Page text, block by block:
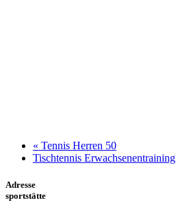
« Tennis Herren 50
Tischtennis Erwachsenentraining
Adresse
sportstätte